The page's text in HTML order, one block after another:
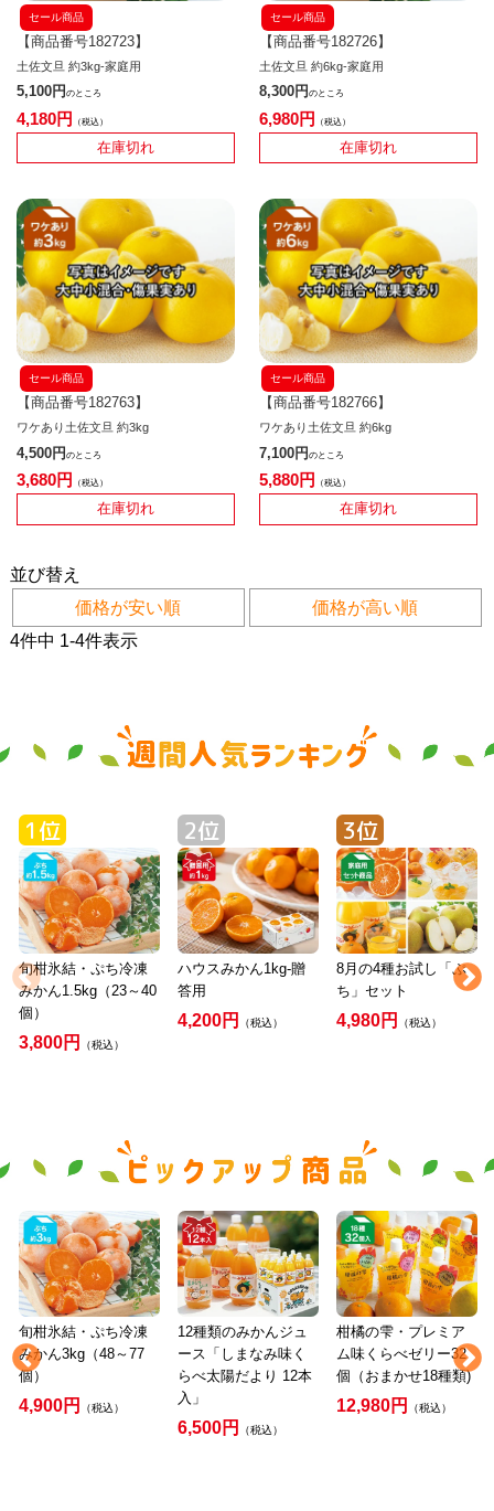
セール商品
【商品番号182723】
土佐文旦 約3kg-家庭用
5,100 のところ
4,180 税込
在庫切れ
セール商品
【商品番号182726】
土佐文旦 約6kg-家庭用
8,300 のところ
6,980 税込
在庫切れ
セール商品
【商品番号182763】
ワケあり土佐文旦 約3kg
4,500 のところ
3,680 税込
在庫切れ
セール商品
【商品番号182766】
ワケあり土佐文旦 約6kg
7,100 のところ
5,880 税込
在庫切れ
並び替え
価格が安い順
価格が高い順
4件中 1-4件表示
旬柑氷結・ぷち冷凍
みかん1.5kg（23～40
個）
3,800円 （税込）
ハウスみかん1kg-贈
答用
4,200円 （税込）
8月の4種お試し「ぷ
ち」セット
4,980円 （税込）
旬柑氷結・ぷち冷凍
みかん3kg（48～77
個）
4,900円 （税込）
12種類のみかんジュ
ース「しまなみ味く
らべ太陽だより 12本
入」
6,500円 （税込）
柑橘の雫・プレミア
ム味くらべゼリー32
個（おまかせ18種類)
12,980円 （税込）